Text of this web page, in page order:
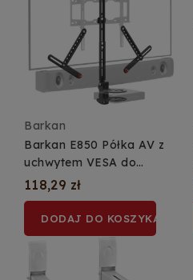
Barkan
Barkan E850 Półka AV z
uchwytem VESA do
soundbara 2w1
118,29 zł
DODAJ DO KOSZYKA